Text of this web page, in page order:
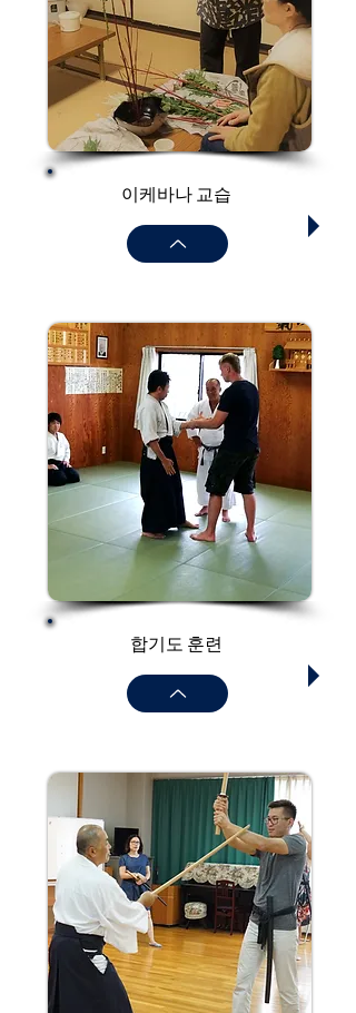
이케바나 교습
​합기도 훈련